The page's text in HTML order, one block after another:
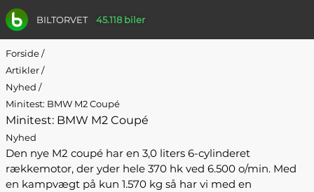
BILTORVET 45.118 biler
Forside/
Artikler/
Nyhed /
Minitest: BMW M2 Coupé
Minitest: BMW M2 Coupé
Nyhed
Den nye M2 coupé har en 3,0 liters 6-cylinderet
rækkemotor, der yder hele 370 hk ved 6.500 o/min. Med
en kampvægt på kun 1.570 kg så har vi med en